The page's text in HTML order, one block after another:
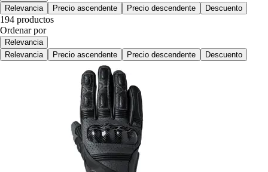
Relevancia
Precio ascendente Precio descendente Descuento
194 productos
Ordenar por
Relevancia
Relevancia
Precio ascendente Precio descendente Descuento